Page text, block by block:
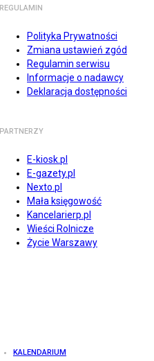
REGULAMIN
Polityka Prywatności
Zmiana ustawień zgód
Regulamin serwisu
Informacje o nadawcy
Deklaracja dostępności
PARTNERZY
E-kiosk.pl
E-gazety.pl
Nexto.pl
Mała księgowość
Kancelarierp.pl
Wieści Rolnicze
Życie Warszawy
KALENDARIUM